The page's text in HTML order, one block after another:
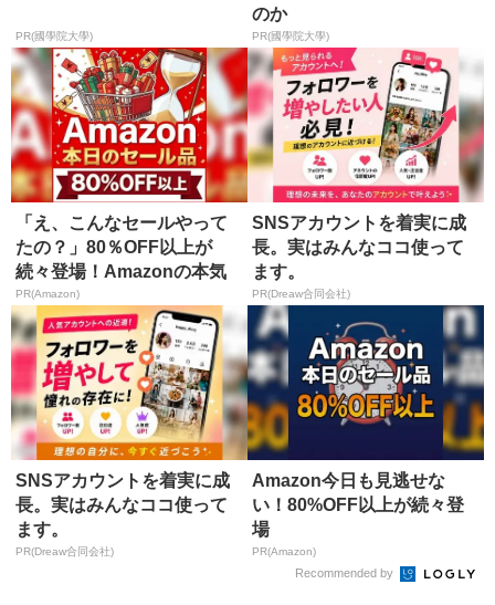
PR(國學院大學)
のか
PR(國學院大學)
「え、こんなセールやって
たの？」80％OFF以上が
続々登場！Amazonの本気
が...
PR(Amazon)
SNSアカウントを着実に成
長。実はみんなココ使って
ます。
PR(Dreaw合同会社)
SNSアカウントを着実に成
長。実はみんなココ使って
ます。
PR(Dreaw合同会社)
Amazon今日も見逃せな
い！80%OFF以上が続々登
場
PR(Amazon)
Recommended by